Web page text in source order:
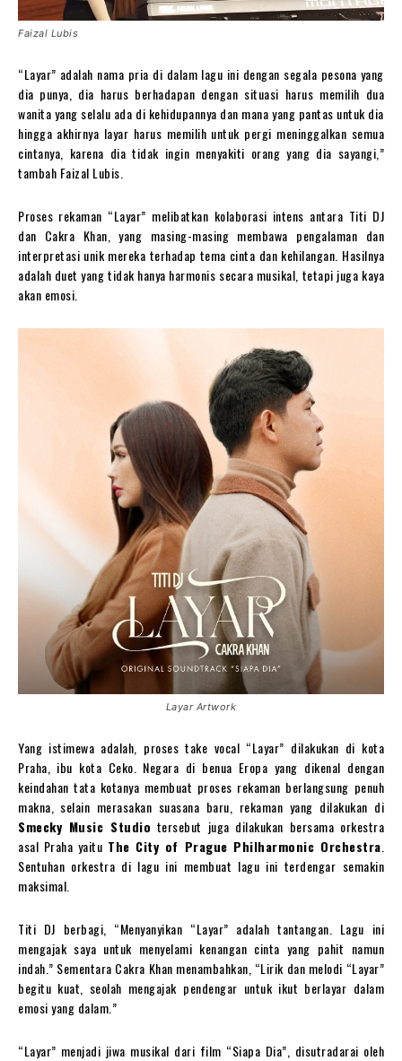
Faizal Lubis
“Layar” adalah nama pria di dalam lagu ini dengan segala pesona yang
dia punya, dia harus berhadapan dengan situasi harus memilih dua
wanita yang selalu ada di kehidupannya dan mana yang pantas untuk dia
hingga akhirnya layar harus memilih untuk pergi meninggalkan semua
cintanya, karena dia tidak ingin menyakiti orang yang dia sayangi,”
tambah Faizal Lubis.
Proses rekaman “Layar” melibatkan kolaborasi intens antara Titi DJ
dan Cakra Khan, yang masing-masing membawa pengalaman dan
interpretasi unik mereka terhadap tema cinta dan kehilangan. Hasilnya
adalah duet yang tidak hanya harmonis secara musikal, tetapi juga kaya
akan emosi.
Layar Artwork
Yang istimewa adalah, proses take vocal “Layar” dilakukan di kota
Praha, ibu kota Ceko. Negara di benua Eropa yang dikenal dengan
keindahan tata kotanya membuat proses rekaman berlangsung penuh
makna, selain merasakan suasana baru, rekaman yang dilakukan di
Smecky Music Studio tersebut juga dilakukan bersama orkestra
asal Praha yaitu The City of Prague Philharmonic Orchestra
Sentuhan orkestra di lagu ini membuat lagu ini terdengar semakin
maksimal.
Titi DJ berbagi, “Menyanyikan “Layar” adalah tantangan. Lagu ini
mengajak saya untuk menyelami kenangan cinta yang pahit namun
indah.” Sementara Cakra Khan menambahkan, “Lirik dan melodi “Layar”
begitu kuat, seolah mengajak pendengar untuk ikut berlayar dalam
emosi yang dalam.”
“Layar” menjadi jiwa musikal dari film “Siapa Dia”, disutradarai oleh